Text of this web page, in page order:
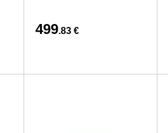
499.83 €